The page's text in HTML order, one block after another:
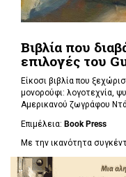
Βιβλία που
επιλογές του
Είκοσι βιβλία που
μονορούφι: λογοτεχνία,
Αμερικανού ζωγράφου
Επιμέλεια: Book Press
Με την ικανότητα